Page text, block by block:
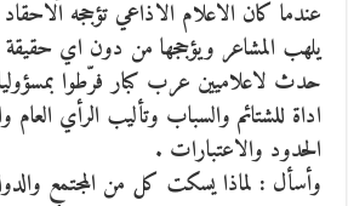
عندما كان الاعلام الاذاعي تؤججه
يلهب المشاعر ويؤججها من دون اي
حدث لاعلاميين عرب كبار فرّطوا
اداة للشتائم والسباب وتأليب الرأي
الحدود والاعتبارات .
وأسأل : لماذا يسكت كل من المجتمع